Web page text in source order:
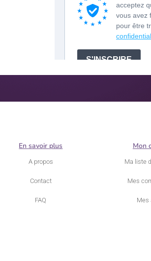
En savoir plus
A propos
Contact
FAQ
Mon
Ma liste
Mes
Mes